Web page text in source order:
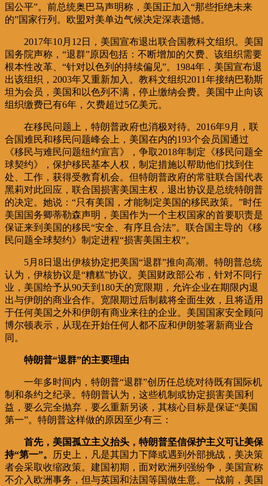
国公平”。前总统奥巴马声明称，美国正加入“那些拒绝未来
的”国家行列。欧盟对美单边气候决定深表遗憾。
2017年10月12日，美国宣布退出联合国教科文组织。美国
国务院声称，“退群”原因包括：不断增加的欠费、该组织需要
根本性改革、“针对以色列的持续偏见”。1984年，美国宣布退
出该组织，2003年又重新加入。教科文组织2011年接纳巴勒斯
坦为会员，美国和以色列不满，停止缴纳会费。美国中止向该
组织缴费已有6年，欠费超过5亿美元。
在移民问题上，特朗普政府也消极对待。2016年9月，联
合国难民和移民问题峰会上，美国在内的193个会员国通过
《移民与难民问题纽约宣言》，争取2018年制定《移民问题全
球契约》，保护移民基本人权，制定措施以帮助他们找到住
处、工作，获得受教育机会。但特朗普政府的常驻联合国代表
黑莉对此回应，联合国损害美国主权，退出协议是总统特朗普
的决定。她说：“只有美国，才能制定美国的移民政策。”时任
美国国务卿蒂勒森声明，美国作为一个主权国家的首要职责是
保证来到美国的移民“安全、有序且合法”。联合国主导的《移
民问题全球契约》制定进程“损害美国主权”。
5月8日退出伊核协定把美国“退群”推向高潮。特朗普总统
认为，伊核协议是“糟糕”协议。美国财政部公布，针对不同行
业，美国给予从90天到180天的宽限期，允许企业在期限内退
出与伊朗的商业合作。宽限期过后制裁将全面生效，且将适用
于任何美国之外和伊朗有商业来往的企业。美国国家安全顾问
博尔顿表示，从现在开始任何人都不应和伊朗签署新商业合
同。
特朗普“退群”的主要理由
一年多时间内，特朗普“退群”创历任总统对待既有国际机
制和条约之纪录。特朗普认为，这些机制或协定损害美国利
益，要么完全抛弃，要么重新另谈，其核心目标是保证“美国
第一”。特朗普这样做的原因至少有三：
首先，美国孤立主义抬头，特朗普坚信保护主义可让美保
持“第一”。
历史上，凡是其国力下降或遇到外部挑战，美决策
者会采取收缩政策。建国初期，面对欧洲列强纷争，美国宣称
不介入欧洲事务，但与英国和法国等国做生意。一战前，美国